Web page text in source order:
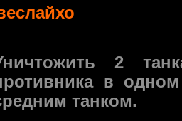
2
в
танком.